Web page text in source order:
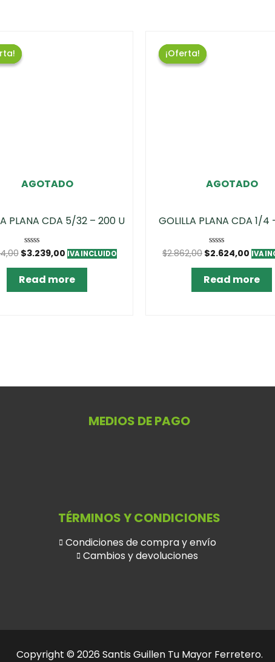
AGOTADO
PLANA CDA 5/32 – 200 U
Rated
out
of
5
$3.239,00 IVA INCLUIDO
Read more
¡Oferta!
AGOTADO
¡Oferta!
GOLILLA PLANA CDA 1/4
Rated
out
of
5
$2.862,00 $2.624,00 IVA
Read more
MEDIOS DE PAGO
TÉRMINOS Y CONDICIONES
Condiciones de compra y envío
Cambios y devoluciones
Copyright © 2026 Santis Guillen Tu Mayor Ferretero.